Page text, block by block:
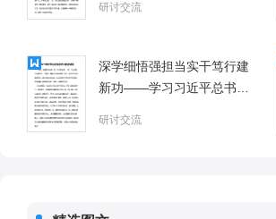
研讨交流
深学细悟强担当实干笃行建
新功——学习习近平总书记
研讨交流